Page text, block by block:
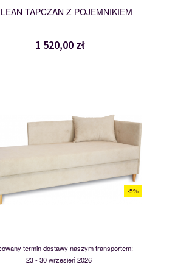
TAPCZAN Z POJEMNIKIEM
1 520,00 zł
-5%
termin dostawy naszym transportem:
23 - 30 wrzesień 2026